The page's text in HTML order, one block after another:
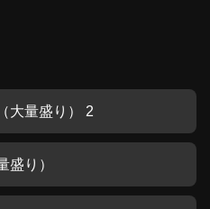
大量盛り） 2
盛り）